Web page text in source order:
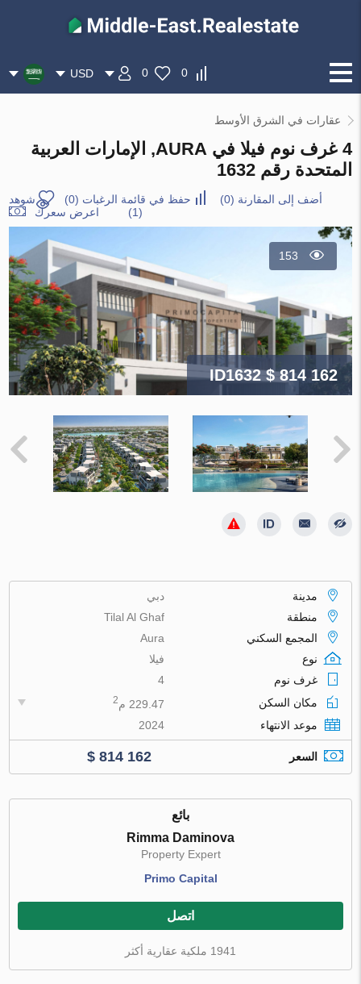
0
0
USD
عقارات في الشرق الأوسط
4 غرف نوم فيلا في AURA, الإمارات العربية
المتحدة رقم 1632
أضف إلى المقارنة (
0
) حفظ في قائمة الرغبات (
0
)
شوهد
(1)
اعرض سعرك
153
ID1632$ 814 162
مدينة
دبي
منطقة
Tilal Al Ghaf
المجمع السكني
Aura
نوع
فيلا
غرف نوم
4
مكان السكن
229.47 م 2
موعد الانتهاء 2024
السعر $ 814 162
بائع
Rimma Daminova
Property Expert
Primo Capital
اتصل
1941 ملكية عقارية أكثر